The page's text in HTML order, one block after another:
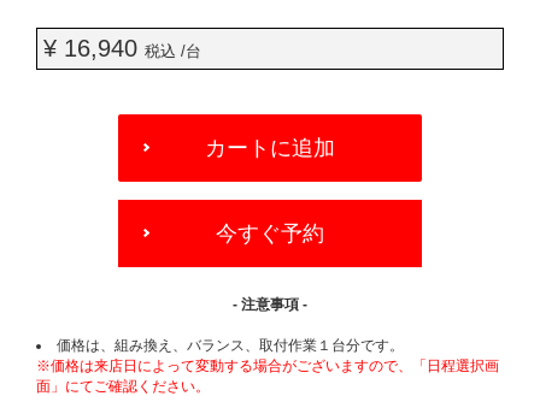
¥ 16,940 税込 /台
OPTIONS
カートに追加
今すぐ予約
- 注意事項 -
価格は、組み換え、バランス、取付作業１台分です。
※価格は来店日によって変動する場合がございますので、「日程選択画
面」にてご確認ください。